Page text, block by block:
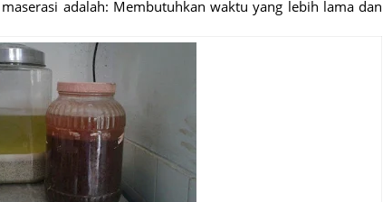
adalah: Membutuhkan waktu yang lebih lama dan